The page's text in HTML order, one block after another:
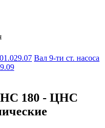
Вал 9-ти ст. насоса
180 - ЦНС